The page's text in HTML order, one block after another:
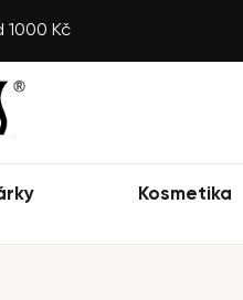
1000 Kč
Kosmetika